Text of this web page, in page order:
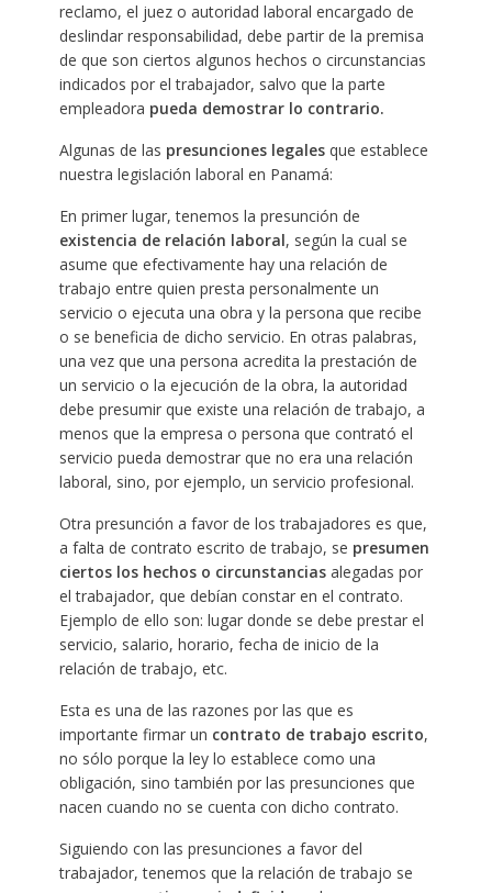
reclamo, el juez o autoridad laboral encargado de
deslindar responsabilidad, debe partir de la premisa
de que son ciertos algunos hechos o circunstancias
indicados por el trabajador, salvo que la parte
empleadora pueda demostrar lo contrario.
Algunas de las presunciones legalesque establece
nuestra legislación laboral en Panamá:
En primer lugar, tenemos la presunción de
existencia de relación laboral, según la cual se
asume que efectivamente hay una relación de
trabajo entre quien presta personalmente un
servicio o ejecuta una obra y la persona que recibe
o se beneficia de dicho servicio. En otras palabras,
una vez que una persona acredita la prestación de
un servicio o la ejecución de la obra, la autoridad
debe presumir que existe una relación de trabajo, a
menos que la empresa o persona que contrató el
servicio pueda demostrar que no era una relación
laboral, sino, por ejemplo, un servicio profesional.
Otra presunción a favor de los trabajadores es que,
a falta de contrato escrito de trabajo, se presumen
ciertos los hechos o circunstancias alegadas por
el trabajador, que debían constar en el contrato.
Ejemplo de ello son: lugar donde se debe prestar el
servicio, salario, horario, fecha de inicio de la
relación de trabajo, etc.
Esta es una de las razones por las que es
importante firmar un contrato de trabajo escrito,
no sólo porque la ley lo establece como una
obligación, sino también por las presunciones que
nacen cuando no se cuenta con dicho contrato.
Siguiendo con las presunciones a favor del
trabajador, tenemos que la relación de trabajo se